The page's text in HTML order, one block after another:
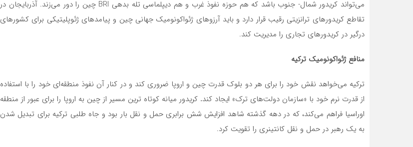
می‌تواند کریدور شمال- جنوب باشد که هم حوزه نفوذ غرب و هم دیپلماسی تله بدهی BRI چین را دور می‌زند. آذربایجان در
تقاطع کریدورهای ترانزیتی رقیب قرار دارد و باید آرزوهای ژئواکونومیک جهانی چین و پیامدهای ژئوپلیتیکی برای کشورهای
درگیر در کریدورهای تجاری را مدیریت کند.
منافع ژئواکونومیک ترکیه
ترکیه می‌خواهد نقش خود را برای هر دو بلوک قدرت چین و اروپا ضروری کند و در کنار آن نفوذ منطقه‌ای خود را با استفاده
از قدرت نرم خود با «سازمان دولت‌های ترک» ایجاد کند. کریدور میانه کوتاه ترین مسیر از چین به اروپا را برای عبور از منطقه
اوراسیا فراهم می‌کند، که در دهه گذشته شاهد افزایش شش برابری حمل و نقل بار بود و جاه طلبی ترکیه برای تبدیل شدن
به یک رهبر در حمل و نقل کانتینری را تقویت کرد.